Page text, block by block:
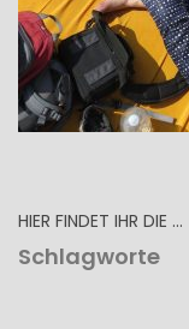
HIER FINDET IHR DIE …
Schlagworte